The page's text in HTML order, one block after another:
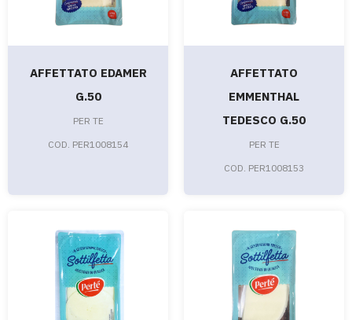
AFFETTATO EDAMER
G.50
PER TE
COD. PER1008154
AFFETTATO
EMMENTHAL
TEDESCO G.50
PER TE
COD. PER1008153